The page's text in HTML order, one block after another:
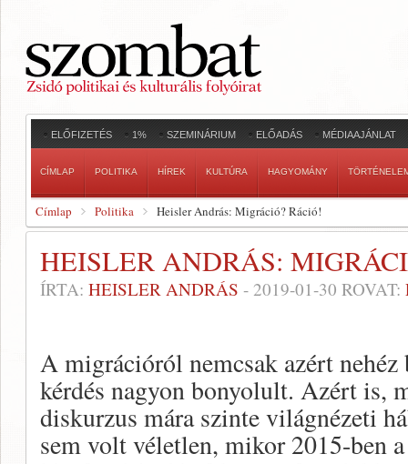
ELŐFIZETÉS 1% SZEMINÁRIUM ELŐADÁS MÉDIAAJÁNLAT
CÍMLAP POLITIKA HÍREK KULTÚRA HAGYOMÁNY
Címlap Politika Heisler András: Migráció? Ráció!
HEISLER ANDRÁS:
ÍRTA: HEISLER ANDRÁS - 2019-01-30 ROVAT:
A migrációról nemcsak azért nehéz
kérdés nagyon bonyolult. Azért is,
diskurzus mára szinte világnézeti
sem volt véletlen, mikor 2015-ben